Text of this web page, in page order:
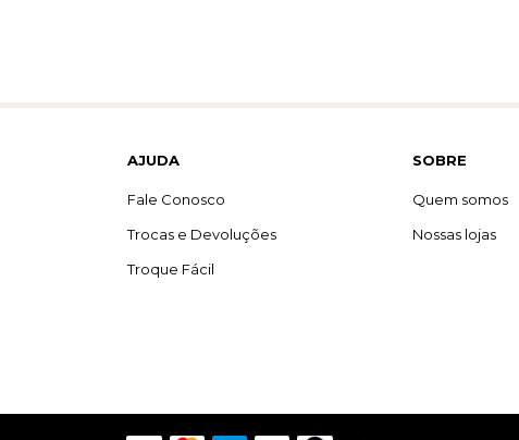
AJUDA
Fale Conosco
Trocas e Devoluções
Troque Fácil
SOBRE
Quem somos
Nossas lojas